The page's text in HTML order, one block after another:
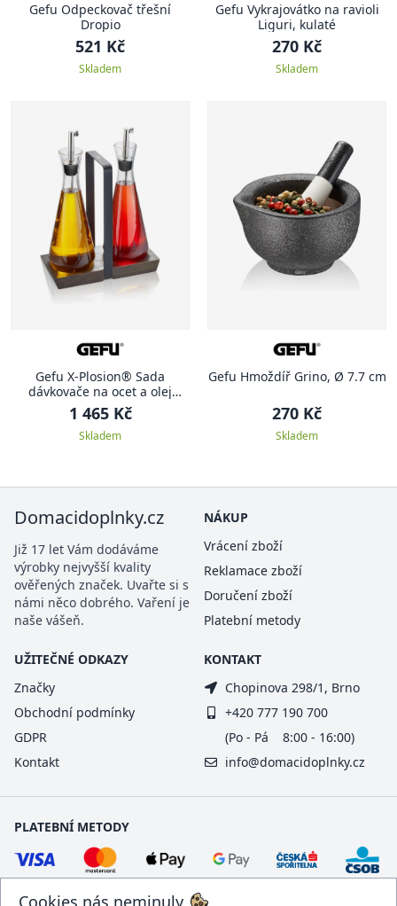
Gefu Odpeckovač třešní
Dropio
521 Kč
Skladem
Gefu Vykrajovátko na ravioli
Liguri, kulaté
270 Kč
Skladem
Gefu X-Plosion® Sada
dávkovače na ocet a olej
včetně stojánku
1 465 Kč
Skladem
Gefu Hmoždíř Grino, Ø 7.7 cm
270 Kč
Skladem
Cookies nás neminuly
Domacidoplnky.cz
Již 17 let Vám dodáváme
výrobky nejvyšší kvality
ověřených značek. Uvařte si s
námi něco dobrého. Vaření je
naše vášeň.
NÁKUP
Vrácení zboží
Reklamace zboží
Doručení zboží
Platební metody
UŽITEČNÉ ODKAZY
Značky
Obchodní podmínky
GDPR
Kontakt
KONTAKT
Chopinova 298/1, Brno
+420 777 190 700
(Po - Pá 8:00 - 16:00)
info@domacidoplnky.cz
PLATEBNÍ METODY